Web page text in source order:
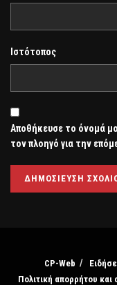
Ιστότοπος
Αποθήκευσε το όνομά
τον πλοηγό για την
CP-Web
Πολιτική απορρήτου